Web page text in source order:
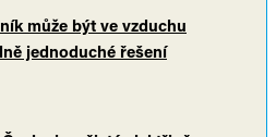
může být ve vzduchu
jednoduché řešení